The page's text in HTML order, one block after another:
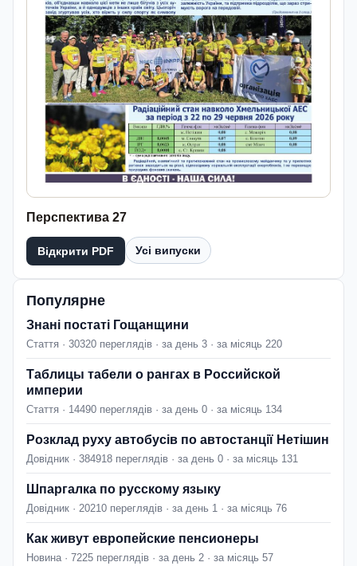
Перспектива 27
Відкрити PDF Усі випуски
Популярне
Знані постаті Гощанщини
Стаття · 30320 переглядів · за день 3 · за місяць 220
Таблицы табели о рангах в Российской
империи
Стаття · 14490 переглядів · за день 0 · за місяць 134
Розклад руху автобусів по автостанції Нетішин
Довідник · 384918 переглядів · за день 0 · за місяць 131
Шпаргалка по русскому языку
Довідник · 20210 переглядів · за день 1 · за місяць 76
Как живут европейские пенсионеры
Новина · 7225 переглядів · за день 2 · за місяць 57